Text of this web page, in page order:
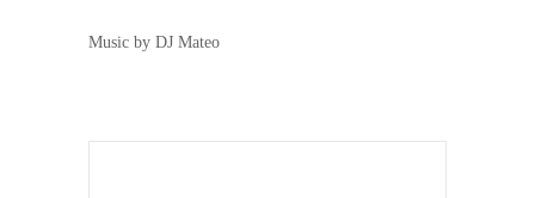
Music by DJ Mateo